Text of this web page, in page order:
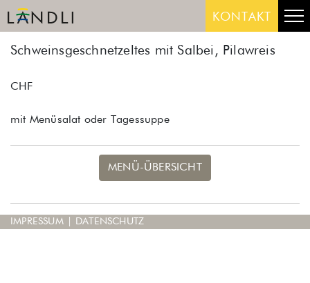
Skip
to
KONTAKT
Schweinsgeschnetzeltes mit Salbei, Pilawreis
CHF
mit Menüsalat oder Tagessuppe
MENÜ-ÜBERSICHT
IMPRESSUM DATENSCHUTZ